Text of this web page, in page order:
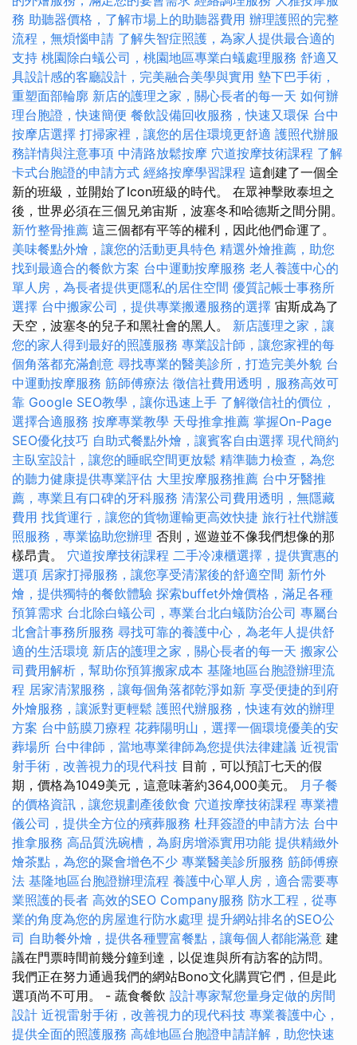
務 助聽器價格，了解市場上的助聽器費用 辦理護照的完整
流程，無煩惱申請 了解失智症照護，為家人提供最合適的
支持 桃園除白蟻公司，桃園地區專業白蟻處理服務 舒適又
具設計感的客廳設計，完美融合美學與實用 墊下巴手術，
重塑面部輪廓 新店的護理之家，關心長者的每一天 如何辦
理台胞證，快速簡便 餐飲設備回收服務，快速又環保 台中
按摩店選擇 打掃家裡，讓您的居住環境更舒適 護照代辦服
務詳情與注意事項 中清路放鬆按摩 穴道按摩技術課程 了解
卡式台胞證的申請方式 經絡按摩學習課程 這創建了一個全
新的班級，並開始了Icon班級的時代。 在眾神擊敗泰坦之
後，世界必須在三個兄弟宙斯，波塞冬和哈德斯之間分開。
新竹整骨推薦 這三個都有平等的權利，因此他們命運了。
美味餐點外燴，讓您的活動更具特色 精選外燴推薦，助您
找到最適合的餐飲方案 台中運動按摩服務 老人養護中心的
單人房，為長者提供更隱私的居住空間 優質記帳士事務所
選擇 台中搬家公司，提供專業搬遷服務的選擇 宙斯成為了
天空，波塞冬的兒子和黑社會的黑人。 新店護理之家，讓
您的家人得到最好的照護服務 專業設計師，讓您家裡的每
個角落都充滿創意 尋找專業的醫美診所，打造完美外貌 台
中運動按摩服務 筋師傅療法 徵信社費用透明，服務高效可
靠 Google SEO教學，讓你迅速上手 了解徵信社的價位，
選擇合適服務 按摩專業教學 天母推拿推薦 掌握On-Page
SEO優化技巧 自助式餐點外燴，讓賓客自由選擇 現代簡約
主臥室設計，讓您的睡眠空間更放鬆 精準聽力檢查，為您
的聽力健康提供專業評估 大里按摩服務推薦 台中牙醫推
薦，專業且有口碑的牙科服務 清潔公司費用透明，無隱藏
費用 找貨運行，讓您的貨物運輸更高效快捷 旅行社代辦護
照服務，專業協助您辦理 否則，巡遊並不像我們想像的那
樣昂貴。 穴道按摩技術課程 二手冷凍櫃選擇，提供實惠的
選項 居家打掃服務，讓您享受清潔後的舒適空間 新竹外
燴，提供獨特的餐飲體驗 探索buffet外燴價格，滿足各種
預算需求 台北除白蟻公司，專業台北白蟻防治公司 專屬台
北會計事務所服務 尋找可靠的養護中心，為老年人提供舒
適的生活環境 新店的護理之家，關心長者的每一天 搬家公
司費用解析，幫助你預算搬家成本 基隆地區台胞證辦理流
程 居家清潔服務，讓每個角落都乾淨如新 享受便捷的到府
外燴服務，讓派對更輕鬆 護照代辦服務，快速有效的辦理
方案 台中筋膜刀療程 花葬陽明山，選擇一個環境優美的安
葬場所 台中律師，當地專業律師為您提供法律建議 近視雷
射手術，改善視力的現代科技 目前，可以預訂七天的假
期，價格為1049美元，這意味著約364,000美元。 月子餐
的價格資訊，讓您規劃產後飲食 穴道按摩技術課程 專業禮
儀公司，提供全方位的殯葬服務 杜拜簽證的申請方法 台中
推拿服務 高品質洗碗槽，為廚房增添實用功能 提供精緻外
燴茶點，為您的聚會增色不少 專業醫美診所服務 筋師傅療
法 基隆地區台胞證辦理流程 養護中心單人房，適合需要專
業照護的長者 高效的SEO Company服務 防水工程，從專
業的角度為您的房屋進行防水處理 提升網站排名的SEO公
司 自助餐外燴，提供各種豐富餐點，讓每個人都能滿意 建
議在門票時間前幾分鐘到達，以促進與所有訪客的訪問。
我們正在努力通過我們的網站Bono文化購買它們，但是此
選項尚不可用。 - 蔬食餐飲 設計專家幫您量身定做的房間
設計 近視雷射手術，改善視力的現代科技 專業養護中心，
提供全面的照護服務 高雄地區台胞證申請詳解，助您快速